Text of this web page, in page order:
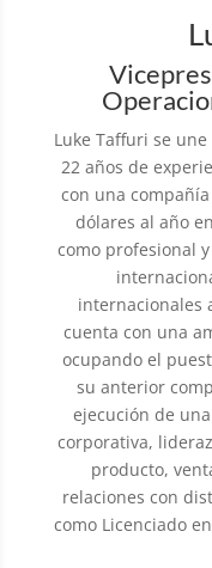
Luke Taffuri se
22 años de
con una
dólares al año
como profesional
internacionales
cuenta con una
ocupando el
su anterior
ejecución de
corporativa,
producto,
relaciones con
como Licenciado